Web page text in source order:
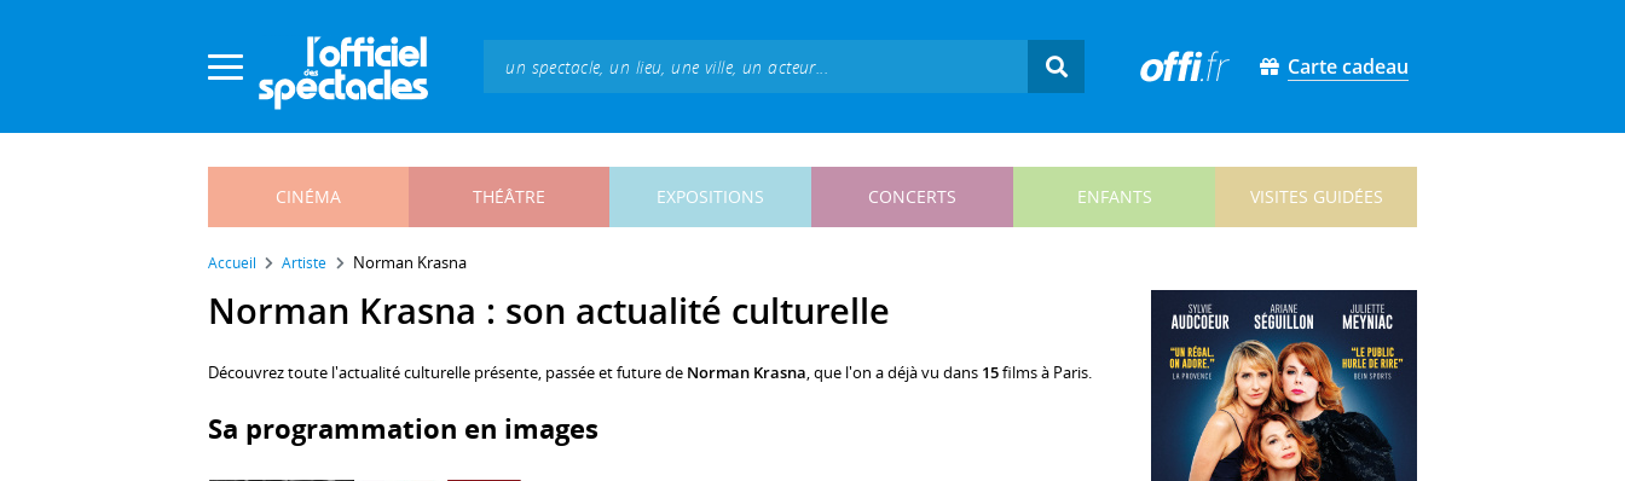
Carte cadeau
CINÉMA THÉÂTRE EXPOSITIONS CONCERTS ENFANTS VISITES GUIDÉES
Accueil Artiste Norman Krasna
Norman Krasna : son actualité culturelle
Découvrez toute l'actualité culturelle présente, passée et future de Norman Krasna, que l'on a déjà vu dans 15films à Paris.
Sa programmation en images